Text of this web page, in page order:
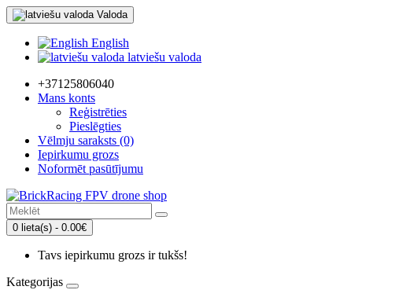
Valoda
English
latviešu valoda
+37125806040
Mans konts
Reģistrēties
Pieslēgties
Vēlmju saraksts (0)
Iepirkumu grozs
Noformēt pasūtījumu
0 lieta(s) - 0.00€
Tavs iepirkumu grozs ir tukšs!
Kategorijas